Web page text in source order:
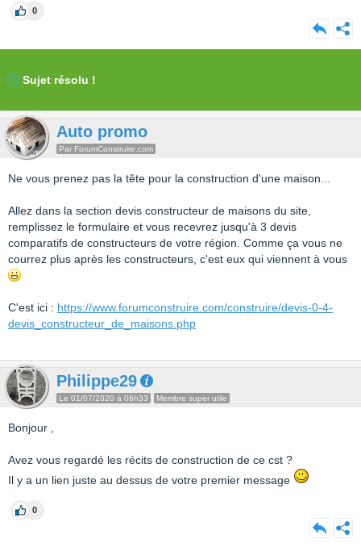
0
Sujet résolu !
Auto promo
Par ForumConstruire.com
Ne vous prenez pas la tête pour la construction d'une maison...
Allez dans la section devis constructeur de maisons du site,
remplissez le formulaire et vous recevrez jusqu'à 3 devis
comparatifs de constructeurs de votre région. Comme ça vous ne
courrez plus après les constructeurs, c'est eux qui viennent à vous
C'est ici : https://www.forumconstruire.com/construire/devis-0-4-
devis_constructeur_de_maisons.php
Philippe29
Le 01/07/2020 à 06h33 Membre super utile
Bonjour ,
Avez vous regardé les récits de construction de ce cst ?
Il y a un lien juste au dessus de votre premier message
0